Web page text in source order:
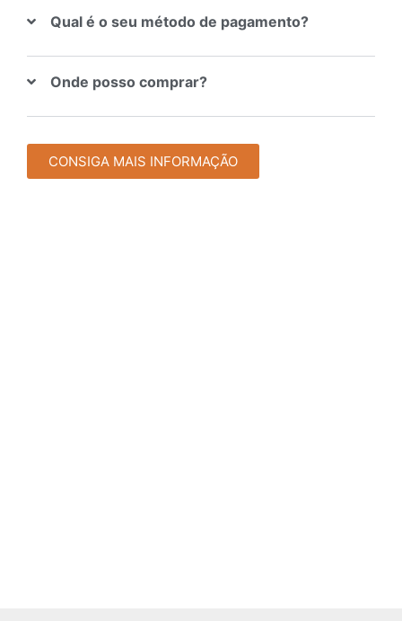
Qual é o seu método de pagamento?
Onde posso comprar?
CONSIGA MAIS INFORMAÇÃO